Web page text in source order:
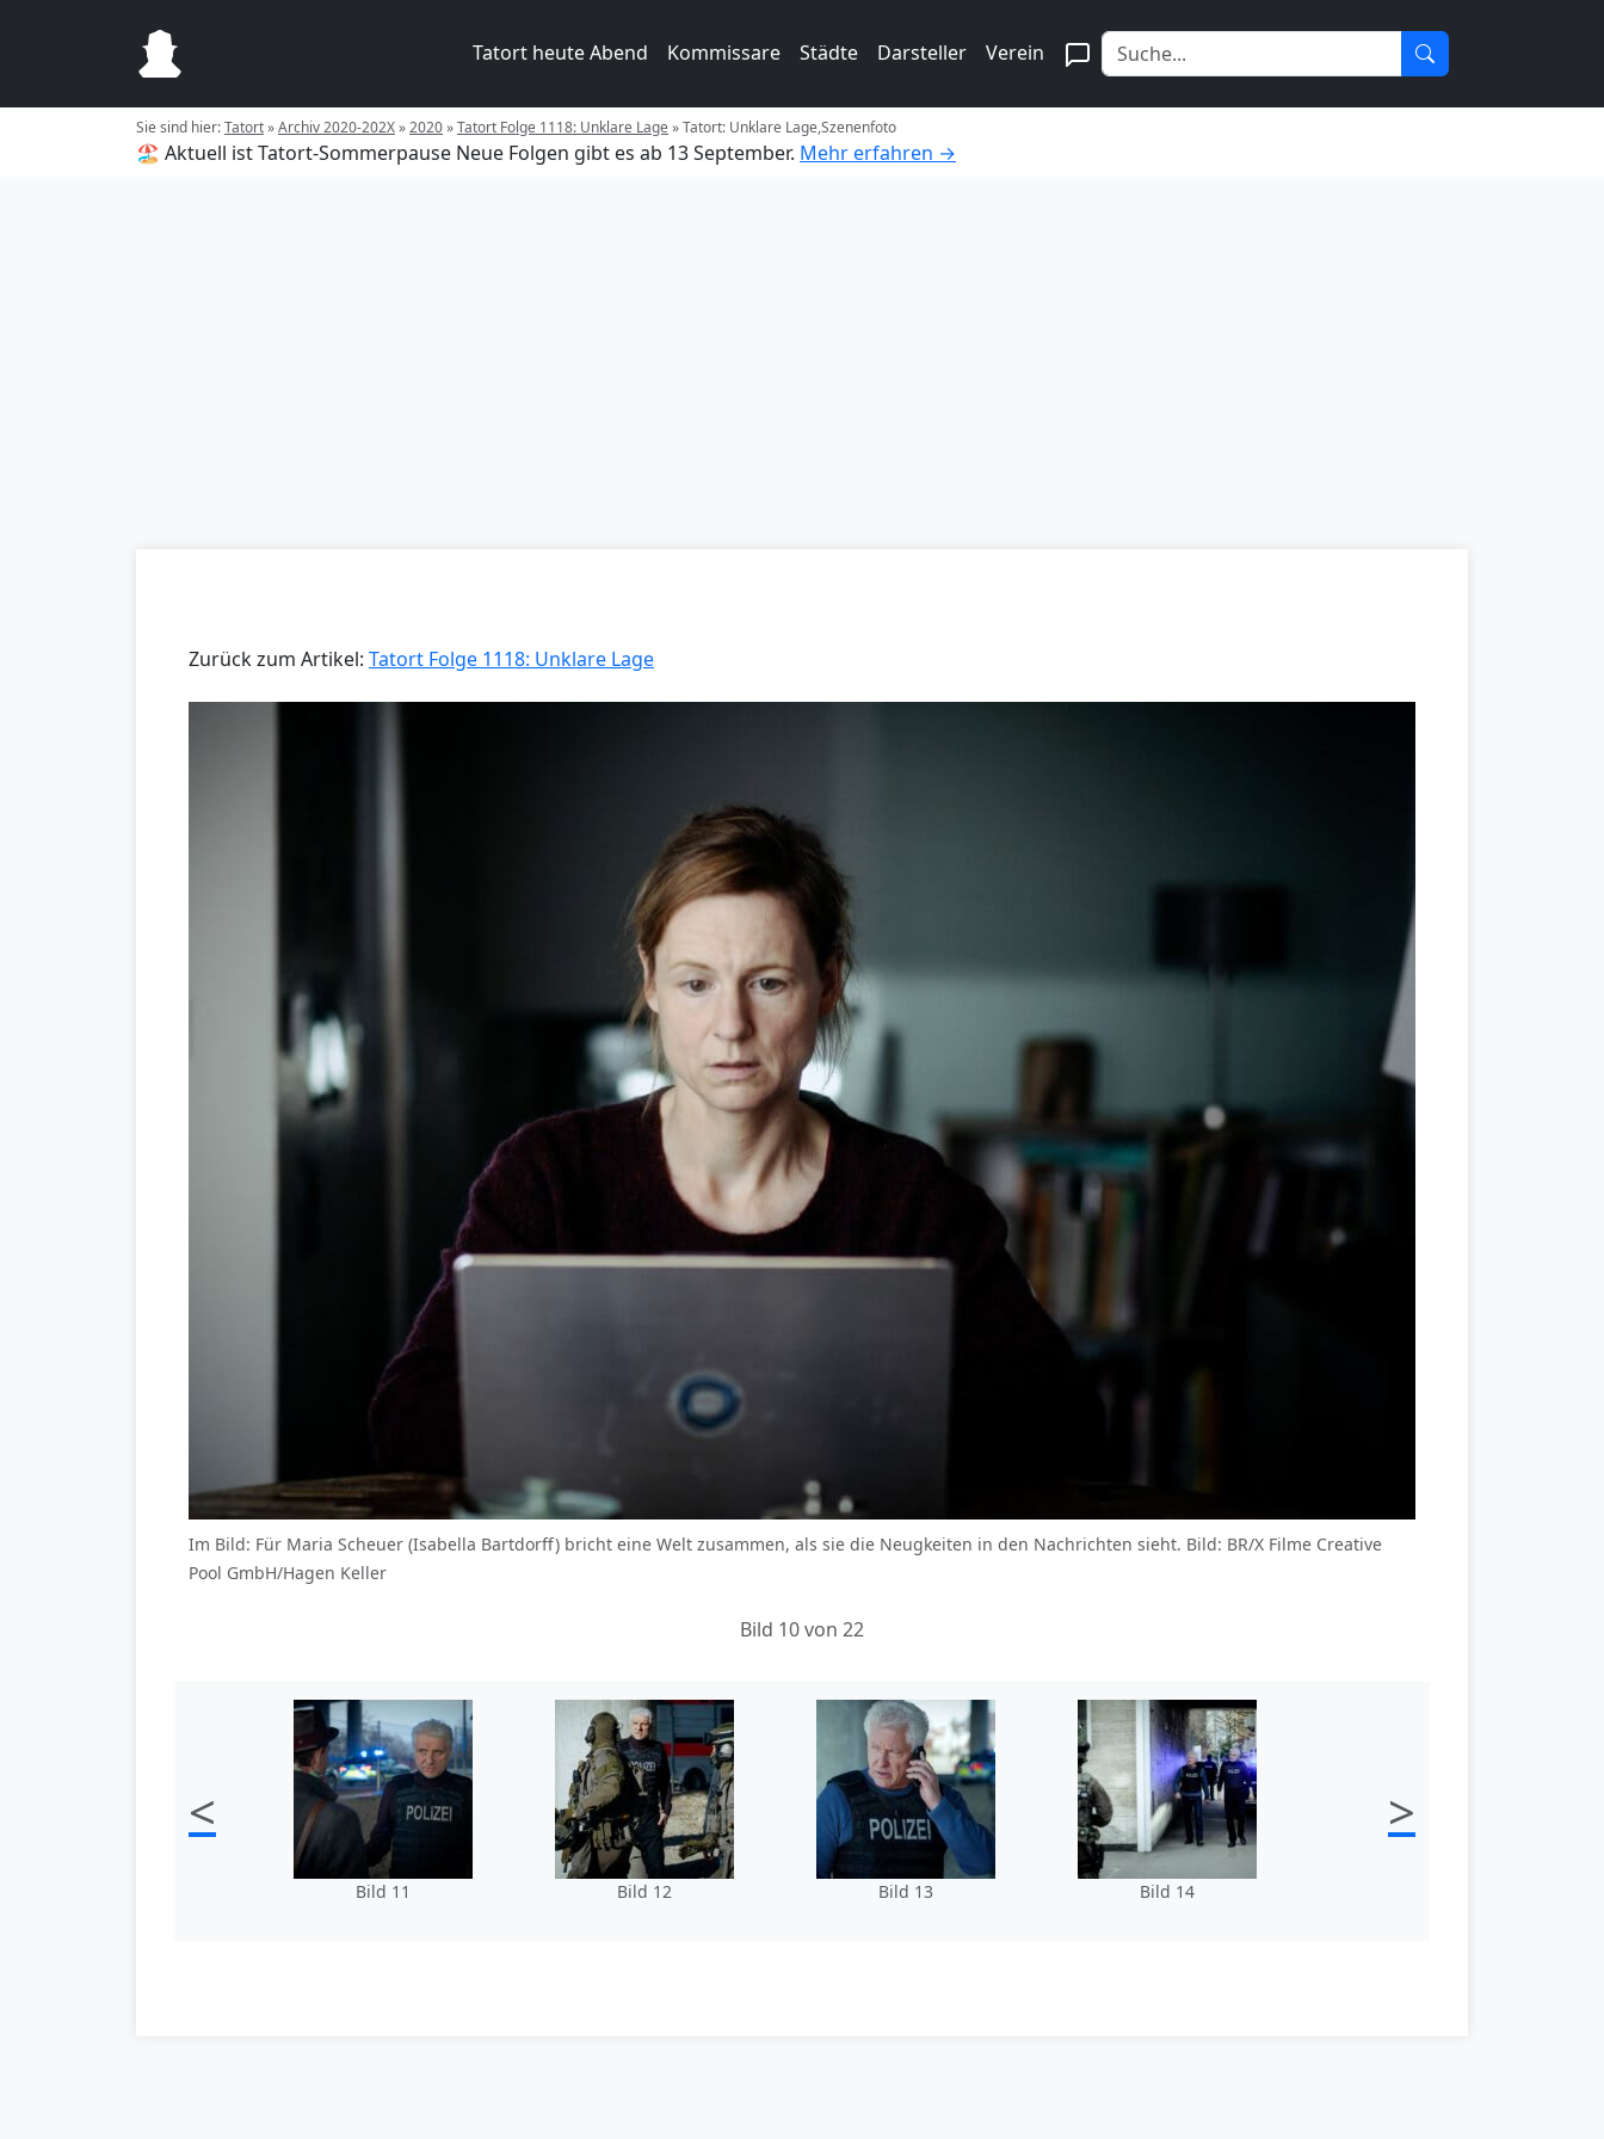
Tatort heute Abend Kommissare Städte Darsteller Verein
Sie sind hier:Tatort»Archiv 2020-202X»2020»Tatort Folge 1118: Unklare Lage»Tatort: Unklare Lage,Szenenfoto
🏖️ Aktuell ist Tatort-Sommerpause Neue Folgen gibt es ab 13 September. Mehr erfahren →
Zurück zum Artikel: Tatort Folge 1118: Unklare Lage
Im Bild: Für Maria Scheuer (Isabella Bartdorff) bricht eine Welt zusammen, als sie die Neugkeiten in den Nachrichten sieht. Bild: BR/X Filme Creative
Pool GmbH/Hagen Keller
Bild 10 von 22
<
Bild 11 Bild 12 Bild 13 Bild 14
>